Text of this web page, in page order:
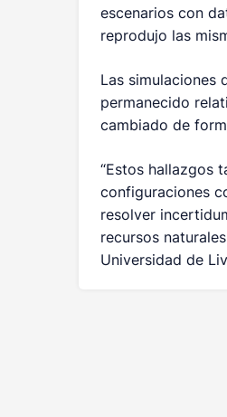
escenarios con
reprodujo las
Las simulaciones
permanecido
cambiado de
“Estos hallazgos
configuraciones
resolver
recursos
Universidad de